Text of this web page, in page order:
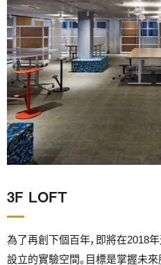
3F LOFT
為了再創下個百年，即將在2018
設立的實驗空間。目標是掌握未來